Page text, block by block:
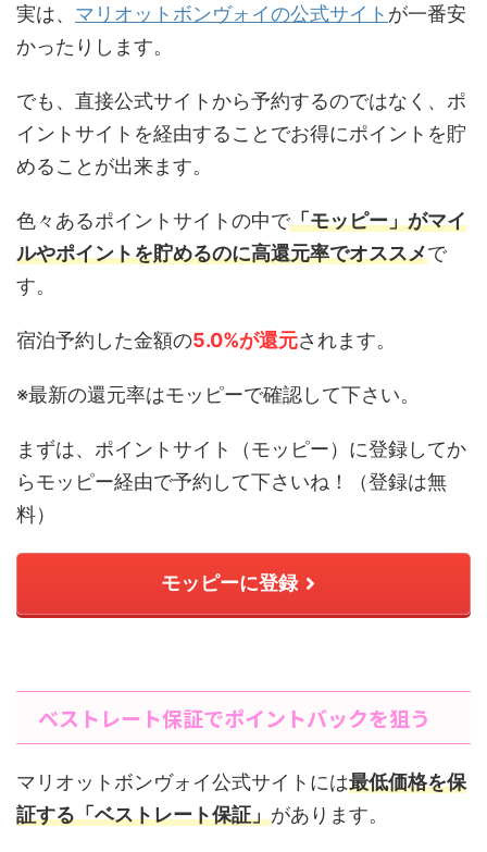
実は、 マリオットボンヴォイの公式サイト が一番安
かったりします。
でも、直接公式サイトから予約するのではなく、ポ
イントサイトを経由することでお得にポイントを貯
めることが出来ます。
色々あるポイントサイトの中で「モッピー」がマイ
ルやポイントを貯めるのに高還元率でオススメで
す。
宿泊予約した金額の5.0%が還元されます。
※最新の還元率はモッピーで確認して下さい。
まずは、ポイントサイト（モッピー）に登録してか
らモッピー経由で予約して下さいね！（登録は無
料）
モッピーに登録
ベストレート保証でポイントバックを狙う
マリオットボンヴォイ公式サイトには最低価格を保
証する「ベストレート保証」があります。